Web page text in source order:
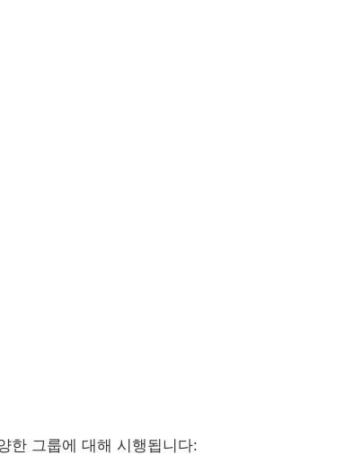
한 그룹에 대해 시행됩니다: